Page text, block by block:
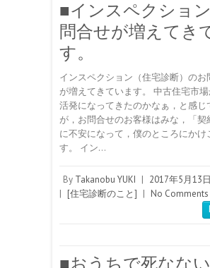
■インスペクショ
問合せが増えてき
す。
インスペクション（住宅診断）のお
が増えてきています。 中古住宅市
活発になってきたのかなぁ，と感じ
が，お問合せのお客様はみな，「契
に不安になって，僕のところにかけ
す。 イン…
By Takanobu YUKI | 2017年5月13日
| [住宅診断のこと] | No Comments
■おうちで死なない